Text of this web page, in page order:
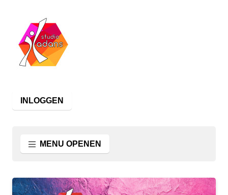
INLOGGEN
MENU OPENEN